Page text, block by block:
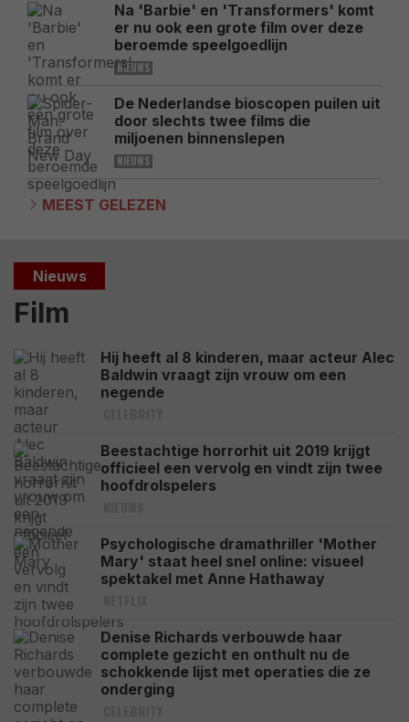
Na 'Barbie' en 'Transformers' komt
er nu ook een grote film over deze
beroemde speelgoedlijn
NIEUWS
De Nederlandse bioscopen puilen uit
door slechts twee films die
miljoenen binnenslepen
NIEUWS
MEEST GELEZEN
Nieuws
Film
Hij heeft al 8 kinderen, maar acteur Alec
Baldwin vraagt zijn vrouw om een
negende
Beestachtige horrorhit uit 2019 krijgt
officieel een vervolg en vindt zijn twee
hoofdrolspelers
Psychologische dramathriller 'Mother
Mary' staat heel snel online: visueel
spektakel met Anne Hathaway
Denise Richards verbouwde haar
complete gezicht en onthult nu de
schokkende lijst met operaties die ze
onderging